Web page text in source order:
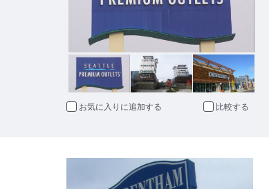
お気に入りに追加 比較